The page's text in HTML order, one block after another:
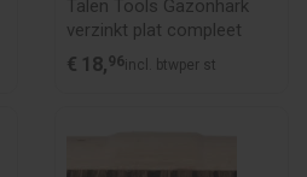
Talen Tools Gazonhark
verzinkt plat compleet
€ 18,96incl. btwper st